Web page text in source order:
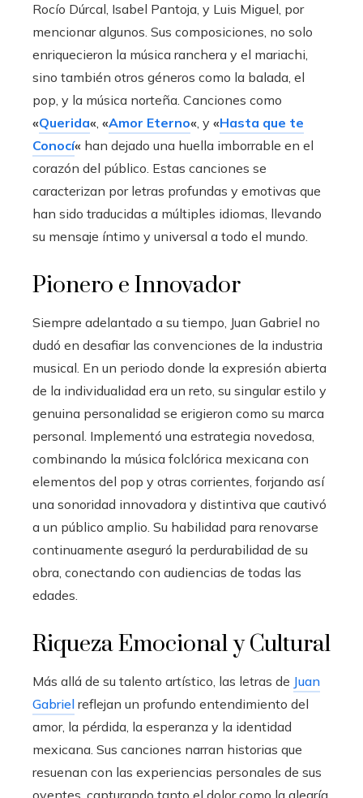
Rocío Dúrcal, Isabel Pantoja, y Luis Miguel, por
mencionar algunos. Sus composiciones, no solo
enriquecieron la música ranchera y el mariachi,
sino también otros géneros como la balada, el
pop, y la música norteña. Canciones como
«Querida«, «Amor Eterno«, y «Hasta que te
Conocí« han dejado una huella imborrable en el
corazón del público. Estas canciones se
caracterizan por letras profundas y emotivas que
han sido traducidas a múltiples idiomas, llevando
su mensaje íntimo y universal a todo el mundo.
Pionero e Innovador
Siempre adelantado a su tiempo, Juan Gabriel no
dudó en desafiar las convenciones de la industria
musical. En un periodo donde la expresión abierta
de la individualidad era un reto, su singular estilo y
genuina personalidad se erigieron como su marca
personal. Implementó una estrategia novedosa,
combinando la música folclórica mexicana con
elementos del pop y otras corrientes, forjando así
una sonoridad innovadora y distintiva que cautivó
a un público amplio. Su habilidad para renovarse
continuamente aseguró la perdurabilidad de su
obra, conectando con audiencias de todas las
edades.
Riqueza Emocional y Cultural
Más allá de su talento artístico, las letras de Juan
Gabriel reflejan un profundo entendimiento del
amor, la pérdida, la esperanza y la identidad
mexicana. Sus canciones narran historias que
resuenan con las experiencias personales de sus
oyentes, capturando tanto el dolor como la alegría